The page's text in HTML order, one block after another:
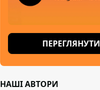
ПЕРЕГЛЯНУТИ
НАШІ АВТОРИ